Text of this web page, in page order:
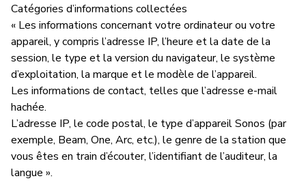
Catégories d’informations collectées
« Les informations concernant votre ordinateur ou votre
appareil, y compris l’adresse IP, l’heure et la date de la
session, le type et la version du navigateur, le système
d’exploitation, la marque et le modèle de l’appareil.
Les informations de contact, telles que l’adresse e-mail
hachée.
L’adresse IP, le code postal, le type d’appareil Sonos (par
exemple, Beam, One, Arc, etc.), le genre de la station que
vous êtes en train d’écouter, l’identifiant de l’auditeur, la
langue ».